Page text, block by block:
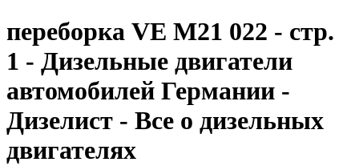
переборка VE М21 022 - стр.
1 - Дизельные двигатели
автомобилей Германии -
Дизелист - Все о дизельных
двигателях